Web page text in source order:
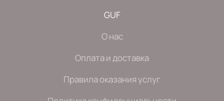
GUF
О нас
Оплата и доставка
Правила оказания услуг